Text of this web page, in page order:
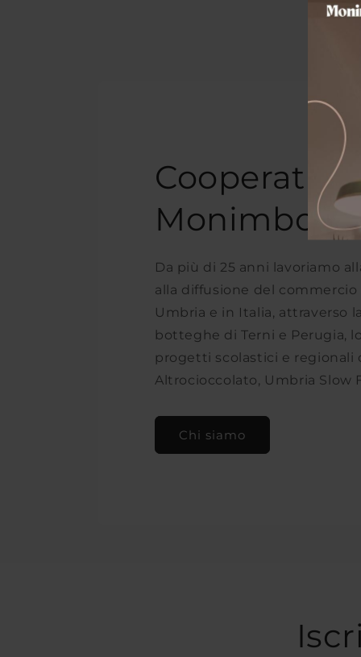
Cooperativa
Monimbo
Da più di 25 anni lavoriamo
alla diffusione del commercio
Umbria e in Italia, attraverso
botteghe di Terni e Perugia,
progetti scolastici e regionali
Altrocioccolato, Umbria Slow
Chi siamo